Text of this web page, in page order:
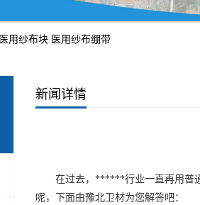
医用纱布块 医用纱布绷带
新闻详情
在过去，******行业一直再用普
呢，下面由豫北卫材为您解答吧：